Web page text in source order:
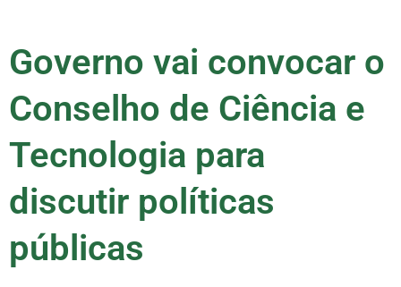
Governo vai convocar o
Conselho de Ciência e
Tecnologia para
discutir políticas
públicas